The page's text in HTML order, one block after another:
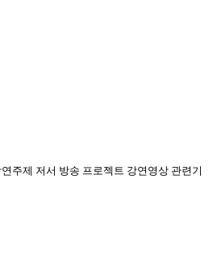
주제 저서 방송 프로젝트 강연영상 관련기